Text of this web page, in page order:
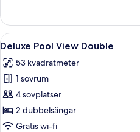
Club
Deluxe
Partial
View
Double
Öppna
alla
foton
för
Deluxe
Pool
View
4
Deluxe Pool View Double
53 kvadratmeter
1 sovrum
4 sovplatser
2 dubbelsängar
Gratis wi-fi